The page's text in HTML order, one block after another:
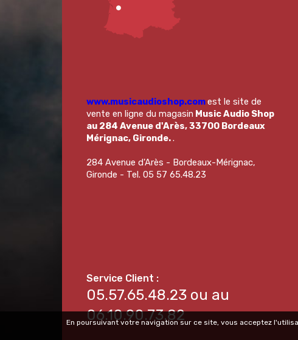
www.musicaudioshop.comest le site de
vente en ligne du magasin Music Audio Shop
au 284 Avenue d'Arès, 33700 Bordeaux
Mérignac, Gironde..
284 Avenue d'Arès - Bordeaux-Mérignac,
Gironde - Tel. 05 57 65.48.23
05.57.65.48.23 ou au
06.10.90.73.82
En poursuivant votre navigation sur ce site, vous acceptez